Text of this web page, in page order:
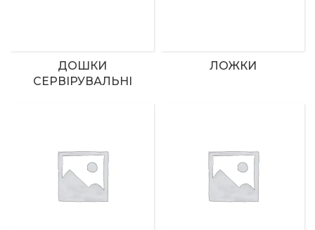
ДОШКИ
СЕРВІРУВАЛЬНІ
ЛОЖКИ